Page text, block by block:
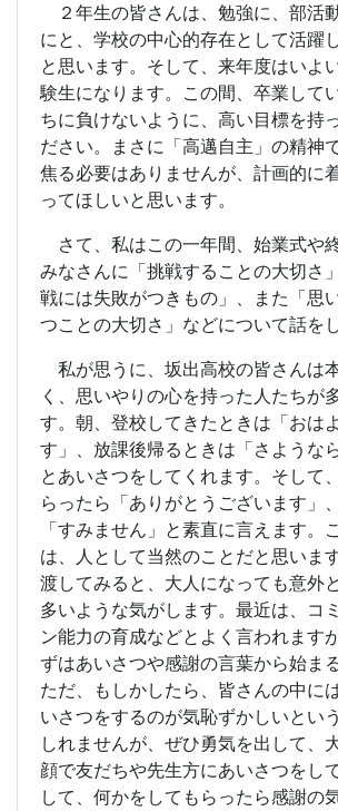
２年生の皆さんは、勉強に、部活
にと、学校の中心的存在として活躍
と思います。そして、来年度はいよ
験生になります。この間、卒業して
ちに負けないように、高い目標を持
ださい。まさに「高邁自主」の精神
焦る必要はありませんが、計画的に
ってほしいと思います。
さて、私はこの一年間、始業式や
みなさんに「挑戦することの大切さ
戦には失敗がつきもの」、また「思
つことの大切さ」などについて話を
私が思うに、坂出高校の皆さんは
く、思いやりの心を持った人たちが
す。朝、登校してきたときは「おは
す」、放課後帰るときは「さような
とあいさつをしてくれます。そして
らったら「ありがとうございます」
「すみません」と素直に言えます。
は、人として当然のことだと思いま
渡してみると、大人になっても意外
多いような気がします。最近は、コ
ン能力の育成などとよく言われます
ずはあいさつや感謝の言葉から始ま
ただ、もしかしたら、皆さんの中に
いさつをするのが気恥ずかしいとい
しれませんが、ぜひ勇気を出して、
顔で友だちや先生方にあいさつをし
して、何かをしてもらったら感謝の